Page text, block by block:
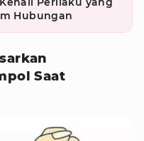
Hubungan
Saat